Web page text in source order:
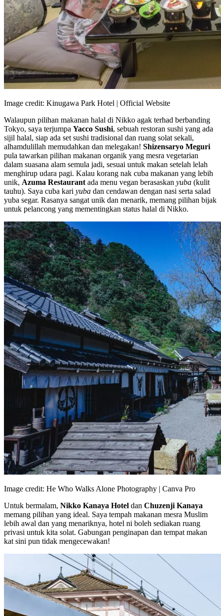
Image credit: Kinugawa Park Hotel | Official Website
Walaupun pilihan makanan halal di Nikko agak terhad berbanding
Tokyo, saya terjumpa Yacco Sushi, sebuah restoran sushi yang ada
sijil halal, siap ada set sushi tradisional dan ruang solat sekali,
alhamdulillah memudahkan dan melegakan! Shizensaryo Meguri
pula tawarkan pilihan makanan organik yang mesra vegetarian
dalam suasana alam semula jadi, sesuai untuk makan setelah lelah
menghirup udara pagi. Kalau korang nak cuba makanan yang lebih
unik, Azuma Restaurant ada menu vegan berasaskan yuba (kulit
tauhu). Saya cuba kari yuba dan cendawan dengan nasi serta salad
yuba segar. Rasanya sangat unik dan menarik, memang pilihan bijak
untuk pelancong yang mementingkan status halal di Nikko.
Image credit: He Who Walks Alone Photography | Canva Pro
Untuk bermalam, Nikko Kanaya Hotel dan Chuzenji Kanaya
memang pilihan yang ideal. Saya tempah makanan mesra Muslim
lebih awal dan yang menariknya, hotel ni boleh sediakan ruang
privasi untuk kita solat. Gabungan penginapan dan tempat makan
kat sini pun tidak mengecewakan!